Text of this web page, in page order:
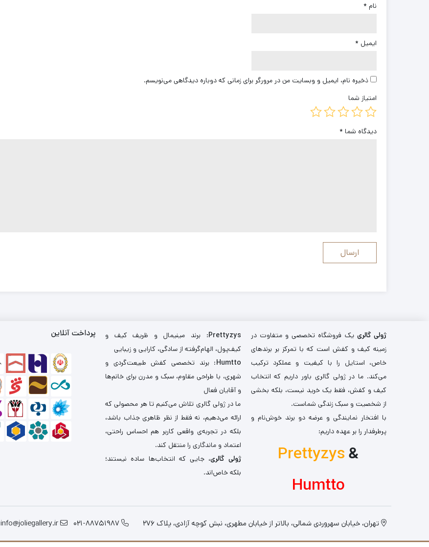
نام *
ایمیل *
ذخیره نام، ایمیل و وبسایت من در مرورگر برای زمانی که دوباره دیدگاهی می‌نویسم.
امتیاز شما
دیدگاه شما *
ژولی گالری یک فروشگاه تخصصی و متفاوت در
زمینه کیف و کفش است که با تمرکز بر برندهای
خاص، استایل را با کیفیت و عملکرد ترکیب
می‌کند. ما در ژولی گالری باور داریم که انتخاب
کیف و کفش، فقط یک خرید نیست، بلکه بخشی
از شخصیت و سبک زندگی شماست.
با افتخار نمایندگی و عرضه دو برند خوش‌نام و
پرطرفدار را بر عهده داریم:
Prettyzys&
Humtto
Prettyzys: برند مینیمال و ظریف کیف و
کیف‌پول، الهام‌گرفته از سادگی، کارایی و زیبایی
Humtto: برند تخصصی کفش طبیعت‌گردی و
شهری، با طراحی مقاوم، سبک و مدرن برای خانم‌ها
و آقایان فعال
ما در ژولی گالری تلاش می‌کنیم تا هر محصولی که
ارائه می‌دهیم، نه فقط از نظر ظاهری جذاب باشد،
بلکه در تجربه‌ی واقعی کاربر هم احساس راحتی،
اعتماد و ماندگاری را منتقل کند.
ژولی گالری، جایی که انتخاب‌ها ساده نیستند؛
بلکه خاص‌اند.
پرداخت آنلاین
تهران، خیابان سهروردی شمالی، بالاتر از خیابان مطهری، نبش کوچه آزادی، پلاک 276 021-88751987
info@joliegallery.ir